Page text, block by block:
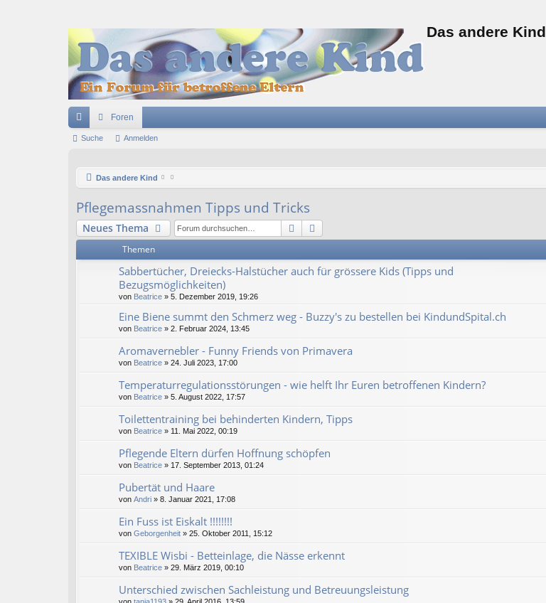
Das andere Kind
ch
ug
riff
Foren
Suche Anmelden
Das andere Kind
Pflegemassnahmen Tipps und Tricks
Neues Thema Suche
Themen
Sabbertücher, Dreiecks-Halstücher auch für grössere Kids (Tipps und
Bezugsmöglichkeiten)
von Beatrice » 5. Dezember 2019, 19:26
Eine Biene summt den Schmerz weg - Buzzy's zu bestellen bei KindundSpital.ch
von Beatrice » 2. Februar 2024, 13:45
Aromavernebler - Funny Friends von Primavera
von Beatrice » 24. Juli 2023, 17:00
Temperaturregulationsstörungen - wie helft Ihr Euren betroffenen Kindern?
von Beatrice » 5. August 2022, 17:57
Toilettentraining bei behinderten Kindern, Tipps
von Beatrice » 11. Mai 2022, 00:19
Pflegende Eltern dürfen Hoffnung schöpfen
von Beatrice » 17. September 2013, 01:24
Pubertät und Haare
von Andri » 8. Januar 2021, 17:08
Ein Fuss ist Eiskalt !!!!!!!!
von Geborgenheit » 25. Oktober 2011, 15:12
TEXIBLE Wisbi - Betteinlage, die Nässe erkennt
von Beatrice » 29. März 2019, 00:10
Unterschied zwischen Sachleistung und Betreuungsleistung